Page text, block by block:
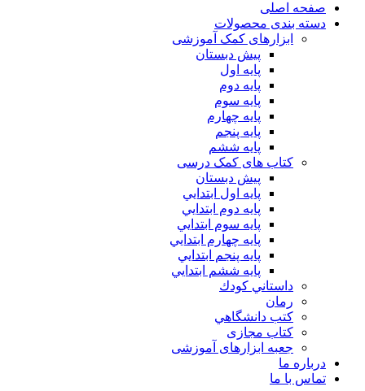
صفحه اصلی
دسته بندی محصولات
ابزارهای کمک آموزشی
پیش دبستان
پایه اول
پایه دوم
پایه سوم
پایه چهارم
پايه پنجم
پایه ششم
کتاب های کمک درسی
پیش دبستان
پايه اول ابتدايي
پايه دوم ابتدايي
پايه سوم ابتدايي
پايه چهارم ابتدايي
پايه پنجم ابتدايي
پايه ششم ابتدايي
داستاني كودك
رمان
كتب دانشگاهي
کتاب مجازی
جعبه ابزارهای آموزشی
درباره ما
تماس با ما